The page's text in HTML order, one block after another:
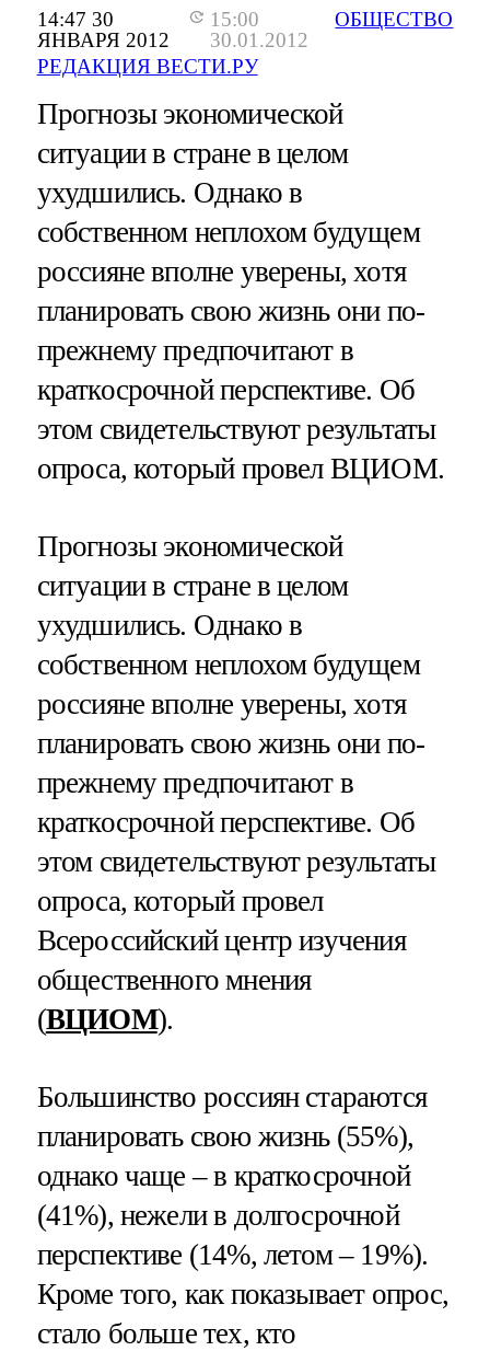
14:47 30
ЯНВАРЯ 2012
15:00
30.01.2012
РЕДАКЦИЯ ВЕСТИ.РУ
ОБЩЕСТВО
Прогнозы экономической
ситуации в стране в целом
ухудшились. Однако в
собственном неплохом будущем
россияне вполне уверены, хотя
планировать свою жизнь они по-
прежнему предпочитают в
краткосрочной перспективе. Об
этом свидетельствуют результаты
опроса, который провел ВЦИОМ.
Прогнозы экономической
ситуации в стране в целом
ухудшились. Однако в
собственном неплохом будущем
россияне вполне уверены, хотя
планировать свою жизнь они по-
прежнему предпочитают в
краткосрочной перспективе. Об
этом свидетельствуют результаты
опроса, который провел
Всероссийский центр изучения
общественного мнения
(ВЦИОМ).
Большинство россиян стараются
планировать свою жизнь (55%),
однако чаще – в краткосрочной
(41%), нежели в долгосрочной
перспективе (14%, летом – 19%).
Кроме того, как показывает опрос,
стало больше тех, кто